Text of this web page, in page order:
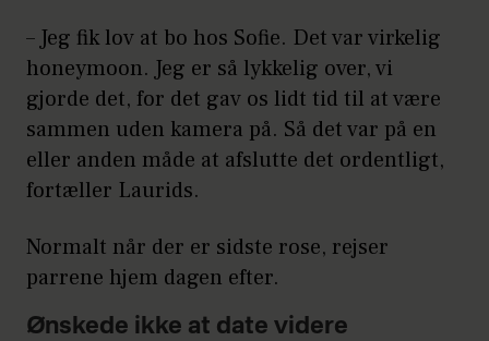
– Jeg fik lov at bo hos Sofie. Det var virkelig
honeymoon. Jeg er så lykkelig over, vi
gjorde det, for det gav os lidt tid til at være
sammen uden kamera på. Så det var på en
eller anden måde at afslutte det ordentligt,
fortæller Laurids.
Normalt når der er sidste rose, rejser
parrene hjem dagen efter.
Ønskede ikke at date videre